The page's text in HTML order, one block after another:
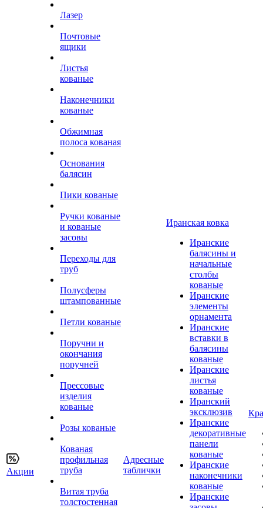
Акции
Лазер
Почтовые
ящики
Листья
кованые
Наконечники
кованые
Обжимная
полоса кованая
Основания
балясин
Пики кованые
Ручки кованые
и кованые
засовы
Переходы для
труб
Полусферы
штампованные
Петли кованые
Поручни и
окончания
поручней
Прессовые
изделия
кованые
Розы кованые
Кованая
профильная
труба
Витая труба
толстостенная
Адресные
таблички
Иранская ковка
Иранские
балясины и
начальные
столбы
кованые
Иранские
элементы
орнамента
Иранские
вставки в
балясины
кованые
Иранские
листья
кованые
Иранский
эксклюзив
Иранские
декоративные
панели
кованые
Иранские
наконечники
кованые
Иранские